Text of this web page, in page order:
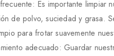
Es importante limpiar
de polvo, suciedad y grasa.
para frotar suavemente
adecuado: Guardar